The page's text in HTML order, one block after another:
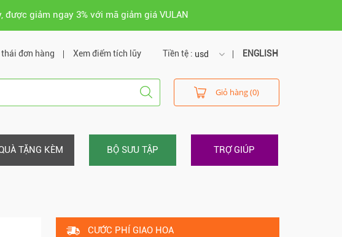
giảm ngay 3% với mã giảm giá VULAN
Tiền tệ : usd
usd
vnd
ENGLISH
thái đơn hàng Xem điểm tích lũy
Giỏ hàng (0)
TẶNG KÈM BỘ SƯU TẬP TRỢ GIÚP
CƯỚC PHÍ GIAO HOA